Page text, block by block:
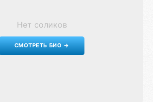
Нет соликов
СМОТРЕТЬ БИО →